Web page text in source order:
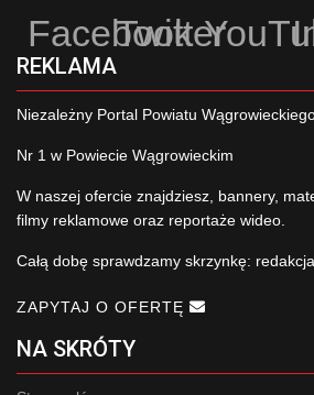
Facebook
Twitter
REKLAMA
Niezależny Portal Powiatu
Nr 1 w Powiecie Wągrowieckim
W naszej ofercie znajdziesz, bannery,
filmy reklamowe oraz reportaże wideo.
Całą dobę sprawdzamy skrzynkę:
ZAPYTAJ O OFERTĘ
NA SKRÓTY